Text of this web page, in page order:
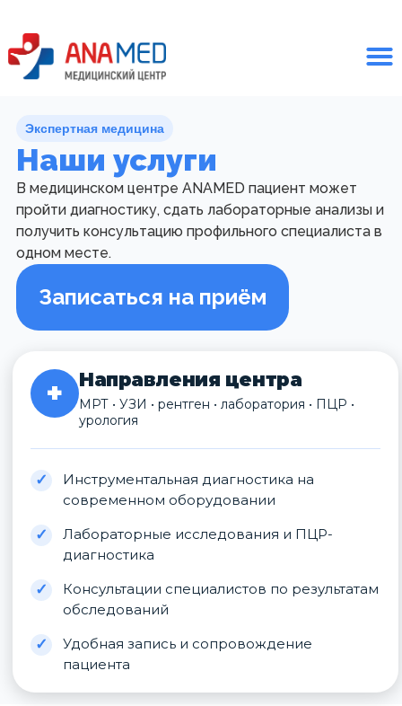
Экспертная медицина
Наши услуги
В медицинском центре ANAMED пациент может
пройти диагностику, сдать лабораторные анализы и
получить консультацию профильного специалиста в
одном месте.
Записаться на приём
+ Направления центра
МРТ • УЗИ • рентген • лаборатория • ПЦР •
урология
Инструментальная диагностика на
современном оборудовании
Лабораторные исследования и ПЦР-
диагностика
Консультации специалистов по результатам
обследований
Удобная запись и сопровождение
пациента